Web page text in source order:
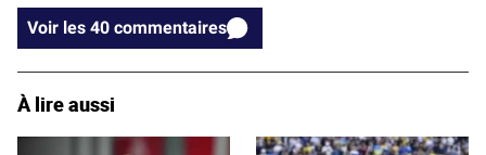
Voir les 40 commentaires
À lire aussi